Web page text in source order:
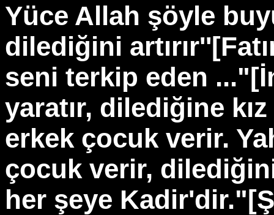
Yüce Allah şöyle
dilediğini
seni terkip eden
yaratır, dilediğine
erkek çocuk verir.
çocuk verir, dilediğini
her şeye